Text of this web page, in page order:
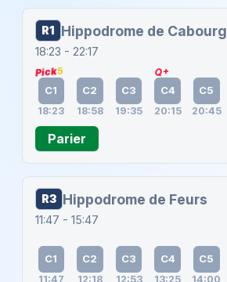
R1 Hippodrome de Cabourg
18:23 - 22:17
Pick5
C1
18:23
C2
18:58
C3
19:35
Q+
C4
20:15
C5
20:45
Parier
R3 Hippodrome de Feurs
11:47 - 15:47
C1
11:47
C2
12:18
C3
12:53
C4
13:25
C5
14:00